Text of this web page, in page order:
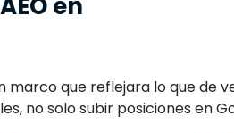
en
marco que reflejara lo que de
no solo subir posiciones en